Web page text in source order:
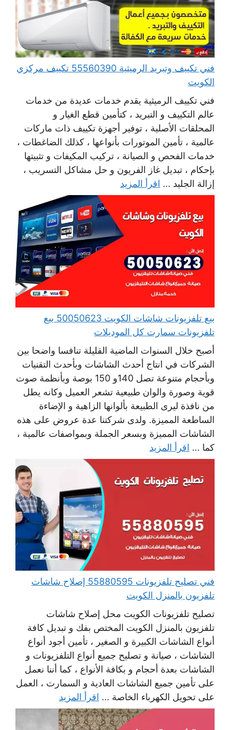
فني تكييف وتبريد الرميثية 55560390 تكييف مركزي
الكويت
فني تكييف الرميثية يقدم خدمات عديدة من خدمات
عالم التكييف و التبريد ، كتأمين قطع الغيار و
المحلقات الأصلية ، توفير أجهزة تكييف ذات ماركات
عالمية ، تأمين الموتورات بأنواعها ، كذلك الضاغطات ،
خدمات الفحص و الصيانة ، تركيب المكيفات و تثبيتها
بإحكام ، تبديل غاز الفريون و حل مشاكل التسريب ،
إزالة الجليد ... اقرأ المزيد
بيع تلفزيونات شاشات الكويت 50050623 بيع
تلفزيونات سمارت كل الموديلات
أصبح خلال السنوات الماضية القليلة تنافسا واضحا بين
الشركات في انتاج أحدث الشاشات وبأحدث التقنيات
وبأحجام متنوعة تصل 140و 150 بوصة وبأنظمة صوت
قوية وصورة والوان طبيعية تشعر العميل وكانه يطل
من نافذة ليرى الطبيعة بألوانها الزاهية و الإضاءة
الساطعة المميزة. ولدى شركتنا عدة عروض على هذه
الشاشات المميزة وبسعر الجملة وبمواصفات عالمية ،
كما ... اقرأ المزيد
فني تصليح تلفزيونات 55880595 إصلاح شاشات
تلفزيون بالمنزل الكويت
تصليح تلفزيونات الكويت محل إصلاح شاشات
تلفزيون بالمنزل الكويت المختص بفك و تبديل كافة
أنواع الشاشات الكبيرة و الصغير ، تأمين أجود أنواع
الشاشات ، صيانة و تصليح جميع أنواع التلفزيونات و
الشاشات بعدة أحجام و بكافة الأنواع ، كما أننا نعمل
على تأمين جميع الشاشات العادية و السمارت ، العمل
على تحويل الكهرباء الخاصة ... اقرأ المزيد